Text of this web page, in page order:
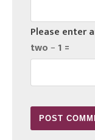
Please enter
two − 1 =